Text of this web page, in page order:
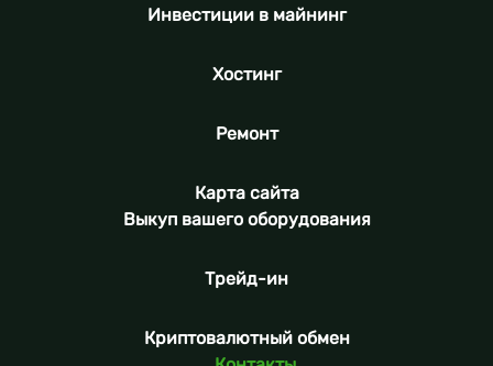
Инвестиции в майнинг
Хостинг
Ремонт
Карта сайта
Выкуп вашего оборудования
Трейд-ин
Криптовалютный обмен